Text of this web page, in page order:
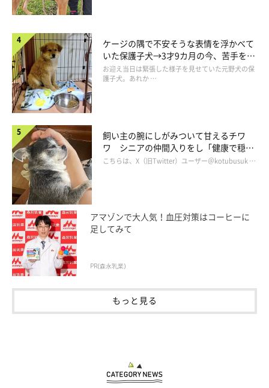
ケージの隅で不安そうな表情を浮かべて
いた保護子犬→3才9カ月の今、苦手を克
服し頼もしいコに成長！
お迎え当日は緊張した様子を見せていた元野犬の保
護子犬。あれか …
飼い主の腕にしがみついて甘えるチワ
ワ シニアの仲間入りをし「健康で穏や
かな暮らしが続いてほしい」と願う
こちらは、X（旧Twitter）ユーザー＠kotubusuk …
アマゾンで大人気！血圧対策はコーヒーに
足してみて
PR(森永乳業)
もっと見る